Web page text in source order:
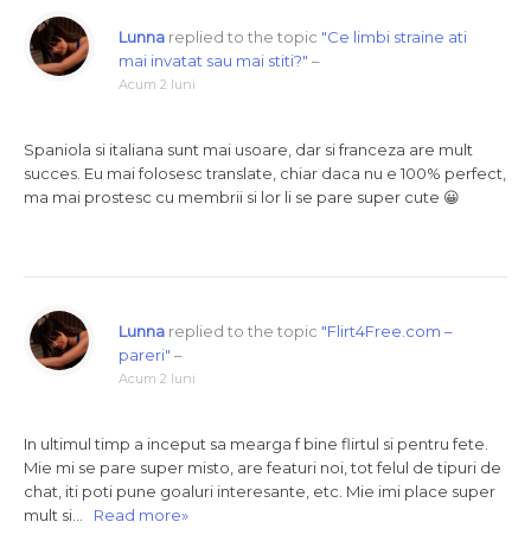
Lunna replied to the topic "Ce limbi straine ati
mai invatat sau mai stiti?" –
Acum 2 luni
Spaniola si italiana sunt mai usoare, dar si franceza are mult
succes. Eu mai folosesc translate, chiar daca nu e 100% perfect,
ma mai prostesc cu membrii si lor li se pare super cute 😀
Lunna replied to the topic "Flirt4Free.com –
pareri" –
Acum 2 luni
In ultimul timp a inceput sa mearga f bine flirtul si pentru fete.
Mie mi se pare super misto, are featuri noi, tot felul de tipuri de
chat, iti poti pune goaluri interesante, etc. Mie imi place super
mult si… Read more»